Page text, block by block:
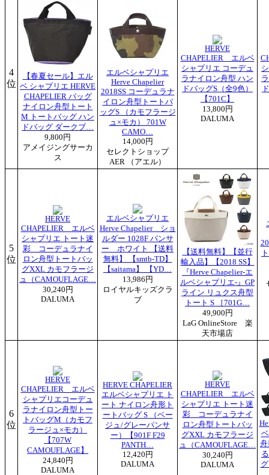
4
位
【春夏セール】エル
ベ シャプリエ HERVE
CHAPELIER バッグ
ナイロン舟型トート
M トートバッグ ハン
ドバッグ ダークブ…
9,800円
アメイジングサーカ
ス
エルベシャプリエ
Herve Chapelier
2018SS コーデュラナ
イロン舟型トートバ
ッグS （カモフラージ
ュ×モカ） 701W
CAMO…
14,000円
セレクトショップ
AER （アエル）
HERVE
CHAPELIER エルベ
シャプリエ コーデュ
ラナイロン舟型 ハン
ドバッグS（全9色）
【701C】
13,800円
DALUMA
5
位
HERVE
CHAPELIER エルベ
シャプリエ トート迷
彩 コーデュラナイ
ロン舟型トートバッ
グXXL カモフラージ
ュ（CAMOUFLAGE…
30,240円
DALUMA
エルベシャプリエ
Herve Chapelier ショ
ルダー 1028F パンサ
ー ホワイト 【送料
無料】 【smtb-TD】
【saitama】 【YD…
13,986円
ロイヤルキッズクラ
ブ
【送料無料】【並行
輸入品】【2018 SS】
『Herve Chapelier-エ
ルベシャプリエ-』GP
ライン リュクス舟型
トート S ［701G…
49,900円
LaG OnlineStore 楽
天市場店
6
位
HERVE
CHAPELIER エルベ
シャプリエコーデュ
ラナイロン舟型トー
トバッグM（カモフ
ラージュ×モカ）
【707W
CAMOUFLAGE】
24,840円
DALUMA
HERVE CHAPELIER
エルベシャプリエ ト
ート ナイロン舟形ト
ートバッグ S （ベー
ジュ/グレーパンサ
ー）【901F F29
PANTH…
12,420円
DALUMA
HERVE
CHAPELIER エルベ
シャプリエ トート迷
彩 コーデュラナイ
ロン舟型トートバッ
グXXL カモフラージ
ュ（CAMOUFLAGE…
30,240円
DALUMA
舟